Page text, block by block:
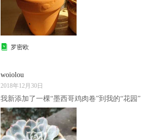
罗密欧
woiolou
2018年12月30日
我新添加了一棵“墨西哥鸡肉卷”到我的“花园”